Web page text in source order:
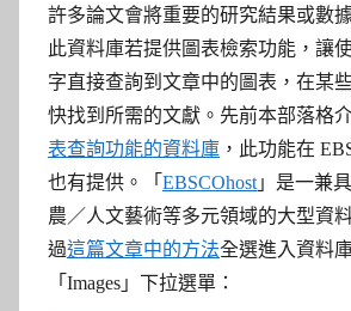
部
落
格
許多論文會將重要的研究結果或數
此資料庫若提供圖表檢索功能，讓
字直接查詢到文章中的圖表， 在某
快找到所需的文獻。 先前本部落格
表查詢功能的資料庫 ，此功能在
也有提供。「 EBSCOhost 」是一兼
農／人文藝術等多元領域的大型資
過這篇文章中的方法全選進入資料
「Images」下拉選單：